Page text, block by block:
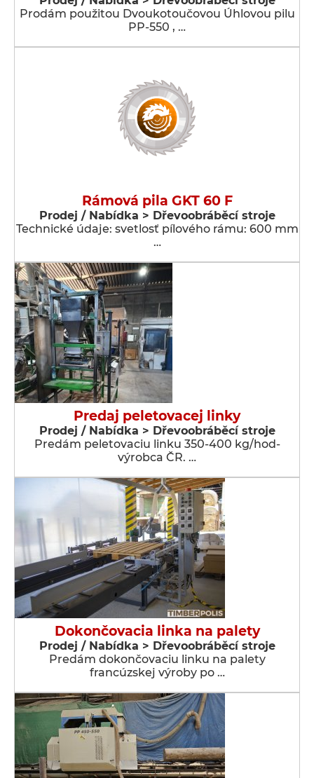
Prodám použitou Dvoukotoučovou Úhlovou pilu
PP-550 , …
Rámová pila GKT 60 F
Prodej / Nabídka > Dřevoobráběcí stroje
Technické údaje: svetlosť pílového rámu: 600 mm
…
Predaj peletovacej linky
Prodej / Nabídka > Dřevoobráběcí stroje
Predám peletovaciu linku 350-400 kg/hod-
výrobca ČR. …
Dokončovacia linka na palety
Prodej / Nabídka > Dřevoobráběcí stroje
Predám dokončovaciu linku na palety
francúzskej výroby po …